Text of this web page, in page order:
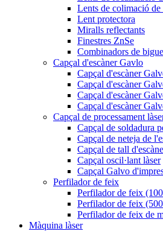
Lents de colimació de
Lent protectora
Miralls reflectants
Finestres ZnSe
Combinadors de
Capçal d'escàner Gavlo
Capçal d'escàner
Capçal d'escàner
Capçal d'escàner
Capçal d'escàner
Capçal de processament
Capçal de soldadura
Capçal de neteja de
Capçal de tall
Capçal oscil·lant làser
Capçal Galvo
Perfilador de feix
Perfilador de feix
Perfilador de feix
Perfilador de feix de
Màquina làser